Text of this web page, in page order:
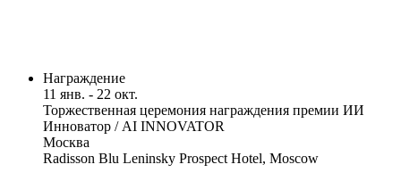
Награждение
11 янв. - 22 окт.
Торжественная церемония награждения премии ИИ
Инноватор / AI INNOVATOR
Москва
Radisson Blu Leninsky Prospect Hotel, Moscow